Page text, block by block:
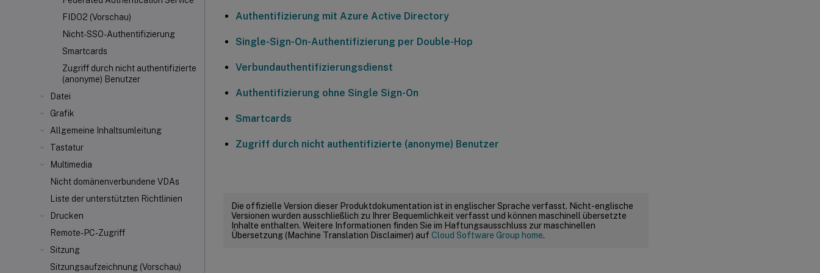
FIDO2 (Vorschau)
Nicht-SSO-Authentifizierung
Smartcards
Zugriff durch nicht authentifizierte
(anonyme) Benutzer
Datei
Grafik
Allgemeine Inhaltsumleitung
Tastatur
Multimedia
Nicht domänenverbundene VDAs
Liste der unterstützten Richtlinien
Drucken
Remote-PC-Zugriff
Sitzung
Sitzungsaufzeichnung (Vorschau)
Authentifizierung mit Azure Active Directory
Single-Sign-On-Authentifizierung per Double-Hop
Verbundauthentifizierungsdienst
Authentifizierung ohne Single Sign-On
Smartcards
Zugriff durch nicht authentifizierte (anonyme) Benutzer
Die offizielle Version dieser Produktdokumentation ist in englischer Sprache verfasst. Nicht-englische
Versionen wurden ausschließlich zu Ihrer Bequemlichkeit verfasst und können maschinell übersetzte
Inhalte enthalten. Weitere Informationen finden Sie im Haftungsausschluss zur maschinellen
Übersetzung (Machine Translation Disclaimer) auf Cloud Software Group home.